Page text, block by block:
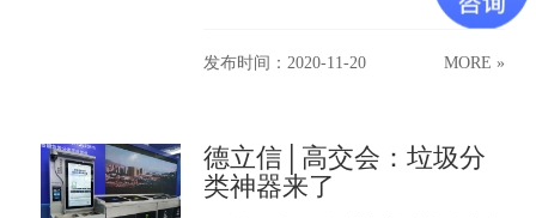
发布时间：2020-11-20 MORE »
德立信│高交会：垃圾分
类神器来了